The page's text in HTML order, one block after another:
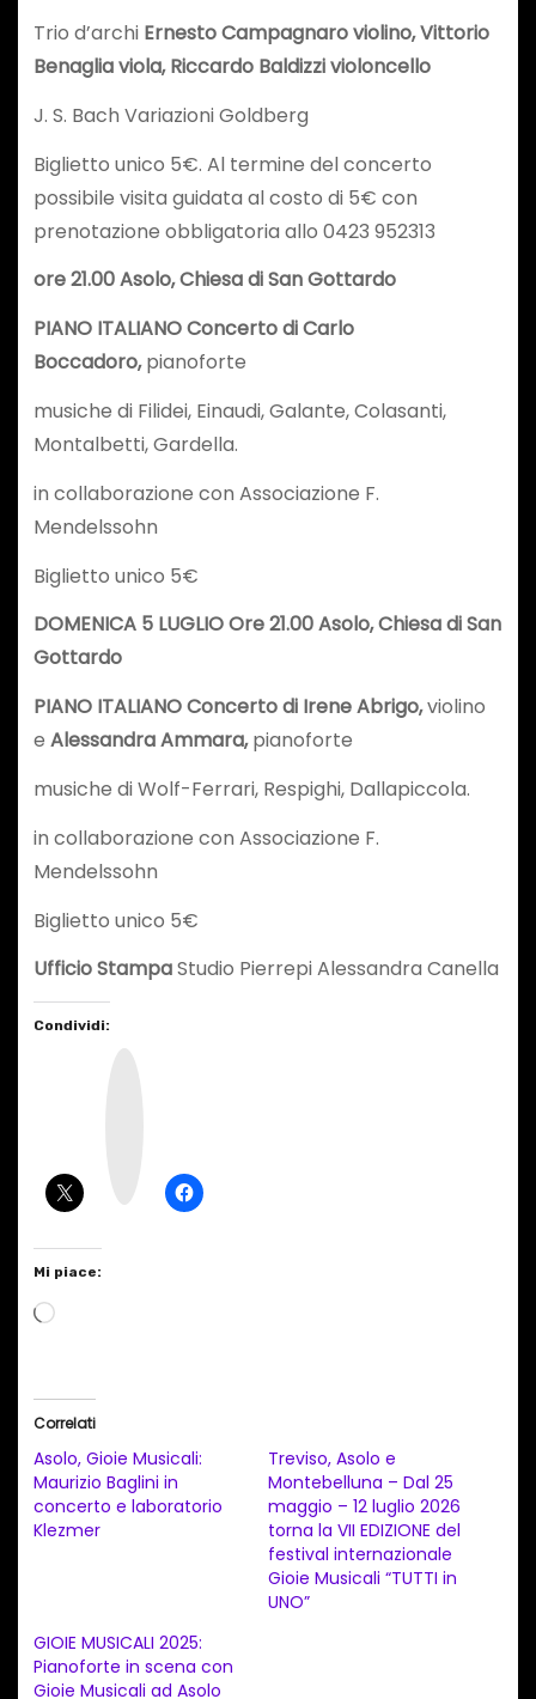
Trio d’archiErnesto Campagnaro violino, Vittorio
Benaglia viola, Riccardo Baldizzi violoncello
J. S. Bach Variazioni Goldberg
Biglietto unico 5€. Al termine del concerto
possibile visita guidata al costo di 5€ con
prenotazione obbligatoria allo 0423 952313
ore 21.00 Asolo, Chiesa di San Gottardo
PIANO ITALIANO Concerto di Carlo
Boccadoro,pianoforte
musiche di Filidei, Einaudi, Galante, Colasanti,
Montalbetti, Gardella.
in collaborazione con Associazione F.
Mendelssohn
Biglietto unico 5€
DOMENICA 5 LUGLIOOre 21.00 Asolo, Chiesa di San
Gottardo
PIANO ITALIANO Concerto di Irene Abrigo,violino
e Alessandra Ammara,pianoforte
musiche di Wolf-Ferrari, Respighi, Dallapiccola.
in collaborazione con Associazione F.
Mendelssohn
Biglietto unico 5€
Ufficio StampaStudio Pierrepi Alessandra Canella
Condividi:
Mi piace:
C
a
m
e
o
i
Correlati
Asolo, Gioie Musicali:
Maurizio Baglini in
concerto e laboratorio
Klezmer
Treviso, Asolo e
Montebelluna – Dal 25
maggio – 12 luglio 2026
torna la VII EDIZIONE del
festival internazionale
Gioie Musicali “TUTTI in
UNO”
GIOIE MUSICALI 2025:
Pianoforte in scena con
Gioie Musicali ad Asolo